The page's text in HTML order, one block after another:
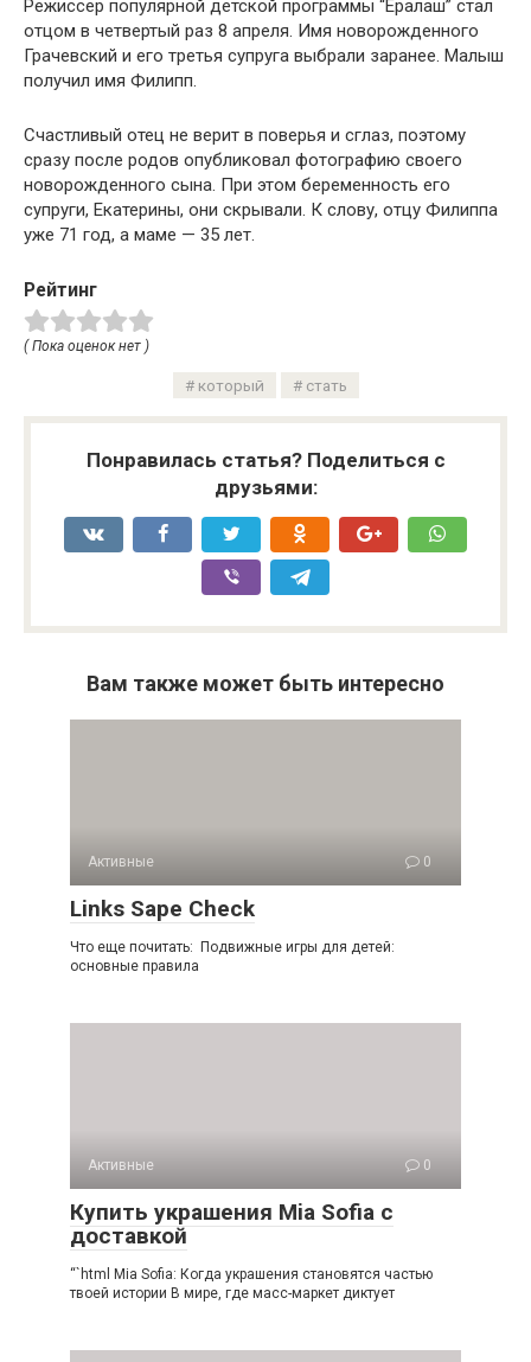
Режиссер популярной детской программы “Ералаш” стал
отцом в четвертый раз 8 апреля. Имя новорожденного
Грачевский и его третья супруга выбрали заранее. Малыш
получил имя Филипп.
Счастливый отец не верит в поверья и сглаз, поэтому
сразу после родов опубликовал фотографию своего
новорожденного сына. При этом беременность его
супруги, Екатерины, они скрывали. К слову, отцу Филиппа
уже 71 год, а маме — 35 лет.
Рейтинг
( Пока оценок нет )
который стать
Понравилась статья? Поделиться с
друзьями:
Вам также может быть интересно
Активные 0
Links Sape Check
Что еще почитать: Подвижные игры для детей:
основные правила
Активные 0
Купить украшения Mia Sofia с
доставкой
“`html Mia Sofia: Когда украшения становятся частью
твоей истории В мире, где масс-маркет диктует